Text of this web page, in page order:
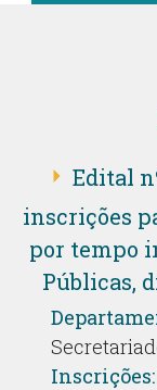
Edital
inscrições
por tempo
Públicas,
Inscrições: